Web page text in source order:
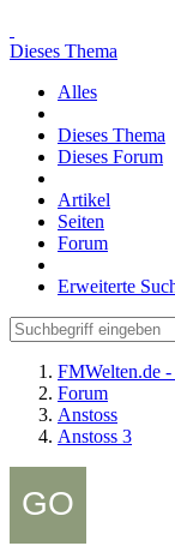
Dieses Thema
Alles
Dieses Thema
Dieses Forum
Artikel
Seiten
Forum
Erweiterte
FMWelten.de
Forum
Anstoss
Anstoss 3